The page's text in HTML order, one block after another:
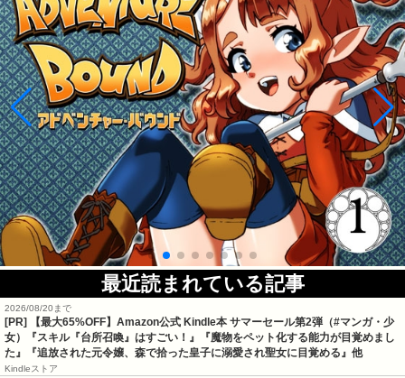
最近読まれている記事
2026/08/20まで
[PR]
【最大65%OFF】Amazon公式 Kindle本 サマーセール第2弾（#マンガ・少
女）『スキル『台所召喚』はすごい！』『魔物をペット化する能力が目覚めまし
た』『追放された元令嬢、森で拾った皇子に溺愛され聖女に目覚める』他
Kindleストア